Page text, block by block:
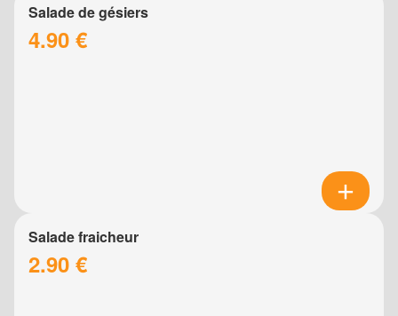
Salade de gésiers
4.90 €
Salade fraicheur
2.90 €